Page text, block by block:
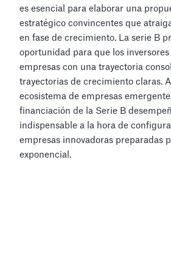
es esencial para elaborar una
estratégico convincentes que
en fase de crecimiento. La serie B
oportunidad para que los
empresas con una trayectoria
trayectorias de crecimiento claras.
ecosistema de empresas
financiación de la Serie B
indispensable a la hora de
empresas innovadoras preparadas
exponencial.